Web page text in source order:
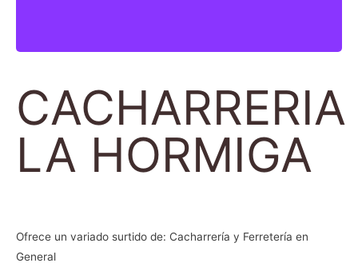
CACHARRERIA
LA HORMIGA
Ofrece un variado surtido de: Cacharrería y Ferretería en
General